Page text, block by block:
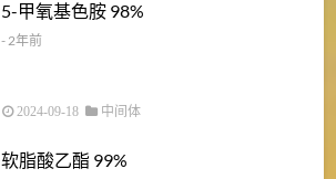
5-甲氧基色胺 98%
- 2年前
2024-09-18 中间体
软脂酸乙酯 99%